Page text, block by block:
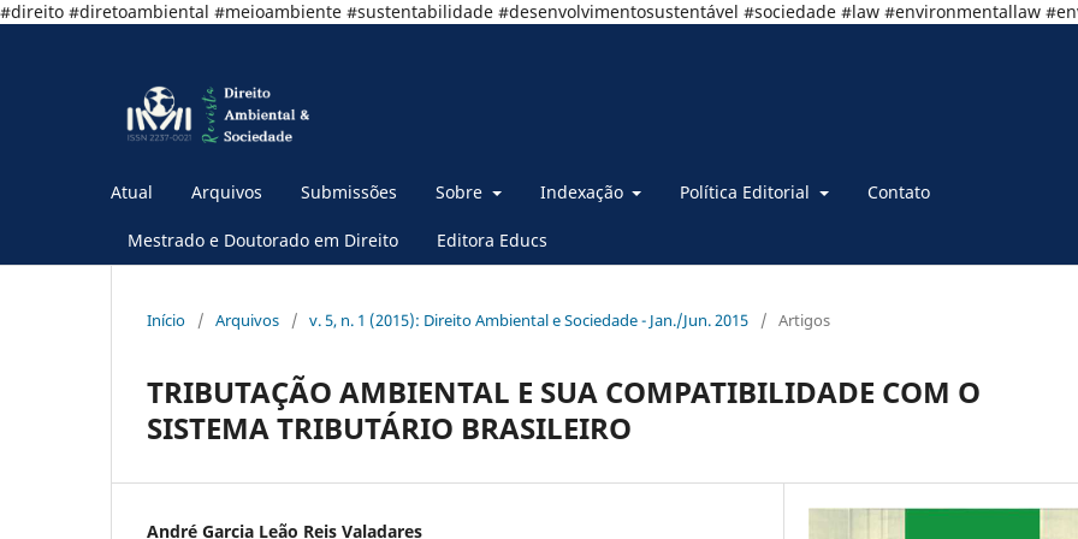
#direito #diretoambiental #meioambiente #sustentabilidade #desenvolvimentosustentável #sociedade #law #environmentallaw
Atual Arquivos Submissões Sobre Indexação Política Editorial Contato
Mestrado e Doutorado em Direito Editora Educs
Início / Arquivos / v. 5, n. 1 (2015): Direito Ambiental e Sociedade - Jan./Jun. 2015 / Artigos
TRIBUTAÇÃO AMBIENTAL E SUA COMPATIBILIDADE COM O
SISTEMA TRIBUTÁRIO BRASILEIRO
André Garcia Leão Reis Valadares